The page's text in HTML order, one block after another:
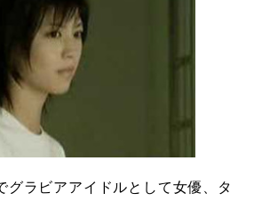
グラビアアイドルとして女優、タ